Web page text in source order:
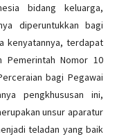
bidang keluarga,
diperuntukkan bagi
kenyatannya, terdapat
Pemerintah Nomor 10
bagi Pegawai
pengkhususan ini,
unsur aparatur
teladan yang baik